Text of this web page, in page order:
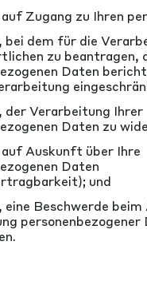
Zugang zu Ihren
bei dem für die
zu beantragen,
Daten
der Verarbeitung Ihrer
Daten zu
Auskunft über Ihre
Daten
und
eine Beschwerde
personenbezogener